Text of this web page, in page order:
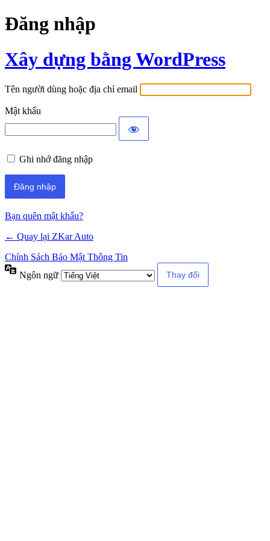
Đăng nhập
Xây dựng bằng WordPress
Tên người dùng hoặc địa chỉ email
Mật khẩu
Ghi nhớ đăng nhập
Bạn quên mật khẩu?
← Quay lại ZKar Auto
Chính Sách Bảo Mật Thông Tin
Ngôn ngữ